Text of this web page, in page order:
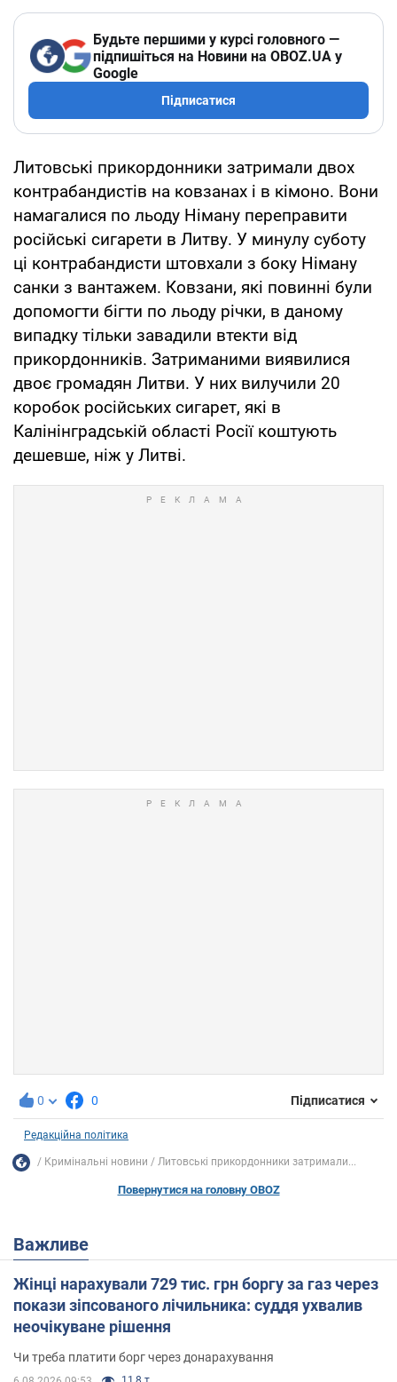
Будьте першими у курсі головного —
підпишіться на Новини на OBOZ.UA у
Google
Підписатися
Литовські прикордонники затримали двох
контрабандистів на ковзанах і в кімоно. Вони
намагалися по льоду Німану переправити
російські сигарети в Литву. У минулу суботу
ці контрабандисти штовхали з боку Німану
санки з вантажем. Ковзани, які повинні були
допомогти бігти по льоду річки, в даному
випадку тільки завадили втекти від
прикордонників. Затриманими виявилися
двоє громадян Литви. У них вилучили 20
коробок російських сигарет, які в
Калінінградській області Росії коштують
дешевше, ніж у Литві.
0 0 Підписатися
Редакційна політика
Кримінальні новини Литовські прикордонники затримали...
Повернутися на головну OBOZ
Важливе
Жінці нарахували 729 тис. грн боргу за газ через
покази зіпсованого лічильника: суддя ухвалив
неочікуване рішення
Чи треба платити борг через донарахування